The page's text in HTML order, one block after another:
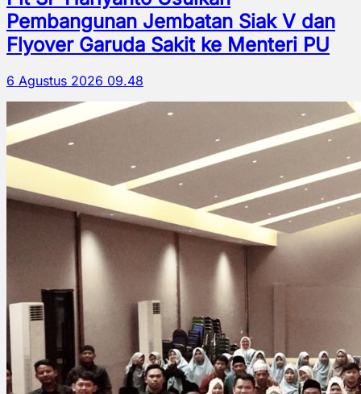
Pembangunan Jembatan Siak V dan
Flyover Garuda Sakit ke Menteri PU
6 Agustus 2026 09.48